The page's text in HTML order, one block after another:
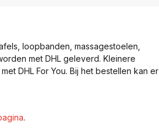
loopbanden, massagestoelen,
met DHL geleverd. Kleinere
DHL For You. Bij het bestellen kan er
.